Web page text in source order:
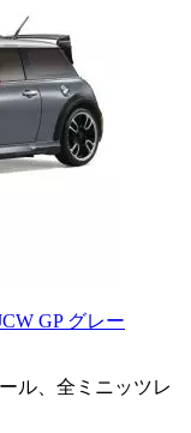
GP グレー
ル、全ミニッツレ